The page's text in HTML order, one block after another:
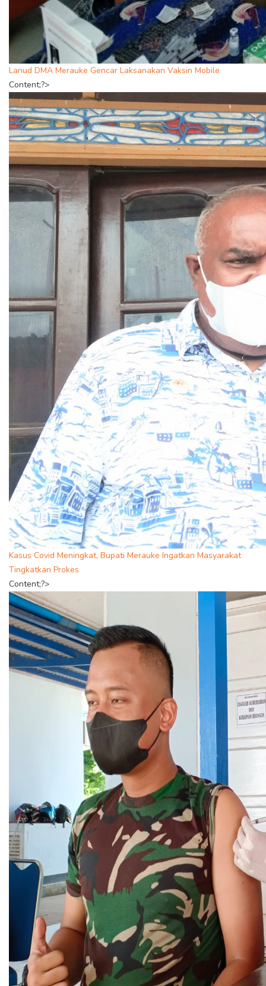
Lanud DMA Merauke Gencar Laksanakan Vaksin Mobile
Content;?>
Kasus Covid Meningkat, Bupati Merauke Ingatkan Masyarakat
Tingkatkan Prokes
Content;?>